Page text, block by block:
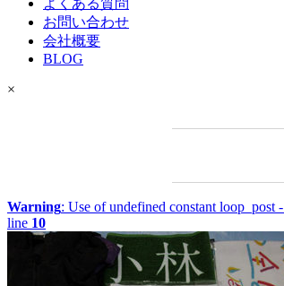
よくある質問
お問い合わせ
会社概要
BLOG
×
Warning: Use of undefined constant
line 10